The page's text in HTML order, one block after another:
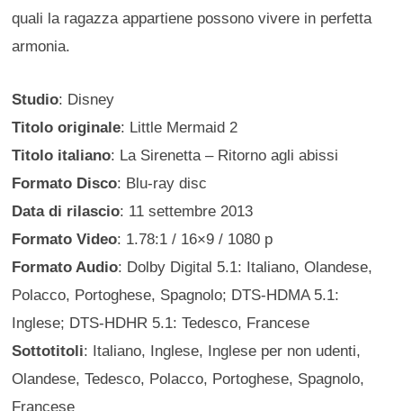
quali la ragazza appartiene possono vivere in perfetta
armonia.
Studio: Disney
Titolo originale: Little Mermaid 2
Titolo italiano: La Sirenetta – Ritorno agli abissi
Formato Disco: Blu-ray disc
Data di rilascio: 11 settembre 2013
Formato Video: 1.78:1 / 16×9 / 1080 p
Formato Audio: Dolby Digital 5.1: Italiano, Olandese,
Polacco, Portoghese, Spagnolo; DTS-HDMA 5.1:
Inglese; DTS-HDHR 5.1: Tedesco, Francese
Sottotitoli: Italiano, Inglese, Inglese per non udenti,
Olandese, Tedesco, Polacco, Portoghese, Spagnolo,
Francese